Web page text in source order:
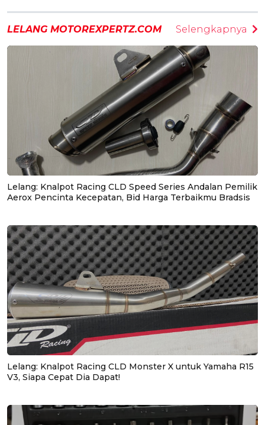
LELANG MOTOREXPERTZ.COM Selengkapnya
Lelang: Knalpot Racing CLD Speed Series Andalan Pemilik
Aerox Pencinta Kecepatan, Bid Harga Terbaikmu Bradsis
Lelang: Knalpot Racing CLD Monster X untuk Yamaha R15
V3, Siapa Cepat Dia Dapat!